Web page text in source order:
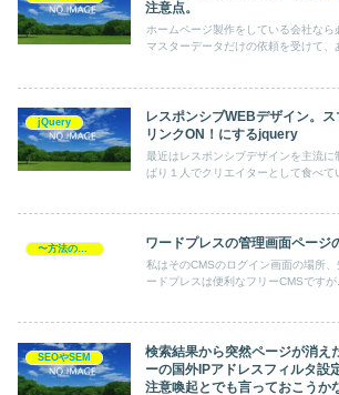
注意点。
ホームページ製作をしている会社な
マスターデータだけの依頼を受けて、
jQuery
レスポンシブWEBデザイン。
リンクON！にするjquery
最近はレスポンシブデザインを主流に
ぱり１人でクリエイターとして食べて
〜方法の覚書 ワードプレスの管理画面ページ
私はそのCMSのログイン画面の場所
ードプレスは便利なフリーCMSですが
SEOやSEM
検索結果から突然ページが消
ーの国外IPアドレスフィルタ設
注意喚起とでも言っておこうか